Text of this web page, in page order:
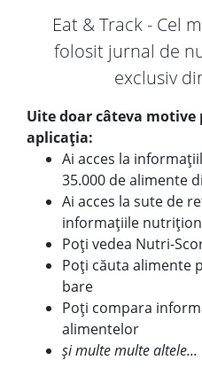
Eat & Track - Cel
folosit jurnal de
exclusiv
Uite doar câteva motive
aplicația:
Ai acces la
35.000 de alimente
Ai acces la sute de
informațiile
Poți vedea Nutri-
Poți căuta alimente
bare
Poți compara
alimentelor
și multe multe altele...